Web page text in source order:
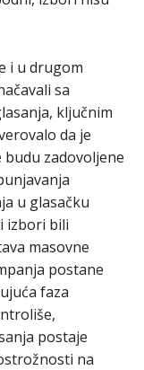
i u drugom
sa
ključnim
da je
zadovoljene
u glasačku
izbori bili
masovne
postane
faza
postaje
na